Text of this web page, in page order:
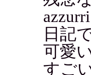
日記
可愛
すご